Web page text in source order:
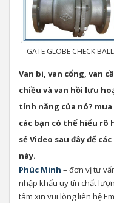
GATE GLOBE CHECK
Van bi, van cổng, van
chiều và van hồi lưu
tính năng của nó?
các bạn có thể hiểu rõ
sẻ Video sau đây để
này.
Phúc Minh – đơn vị tư
nhập khẩu uy tín chất
tâm xin vui lòng liên hệ